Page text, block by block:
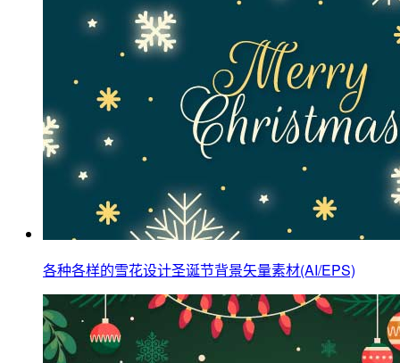
各种各样的雪花设计圣诞节背景矢量素材(AI/EPS)